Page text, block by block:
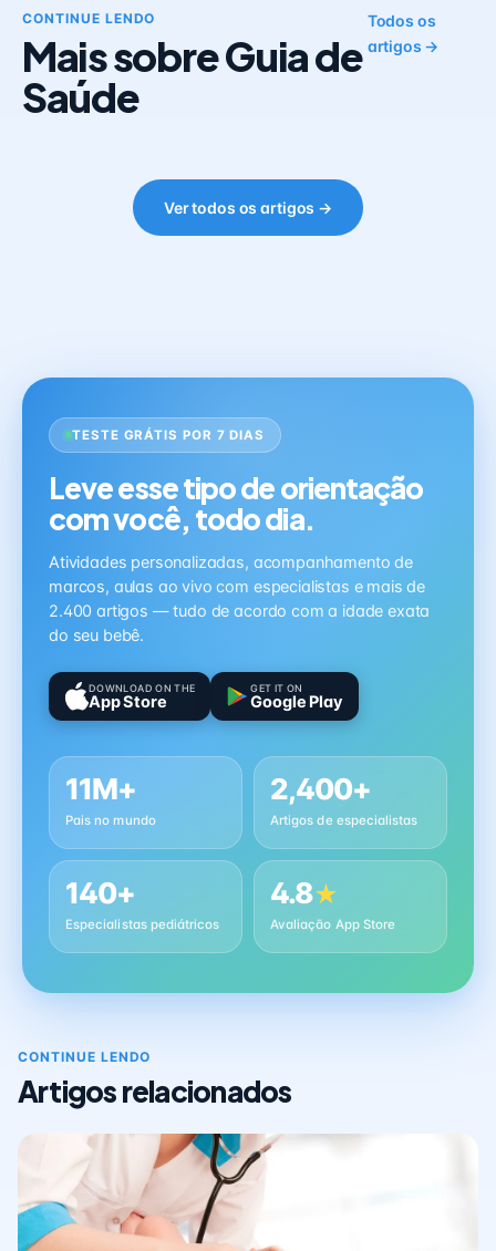
CONTINUE LENDO
Mais sobre Guia de
Saúde
Todos os
artigos →
Ver todos os artigos →
TESTE GRÁTIS POR 7 DIAS
Leve esse tipo de orientação
com você, todo dia.
Atividades personalizadas, acompanhamento de
marcos, aulas ao vivo com especialistas e mais de
2.400 artigos — tudo de acordo com a idade exata
do seu bebê.
DOWNLOAD ON THE
App Store
GET IT ON
Google Play
11M+
Pais no mundo
2,400+
Artigos de especialistas
140+
Especialistas pediátricos
4.8★
Avaliação App Store
CONTINUE LENDO
Artigos relacionados